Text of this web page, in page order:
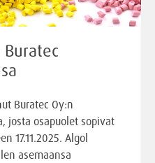
Buratec Oy:n
josta osapuolet sopivat
17.11.2025. Algol
asemaansa